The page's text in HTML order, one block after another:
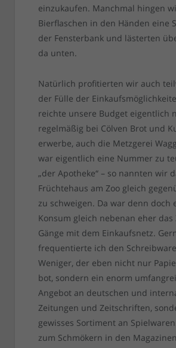
einzukaufen. Manchmal hingen
Bierflaschen in den Händen eine
der Fensterbank und lästerten
da unten.
Natürlich profitierten wir auch
der Fülle der
reichte unsere Budget eigentlich
regelmäßig bei Cölven Brot und
erwerbe, auch die Metzgerei
war eigentlich eine Nummer zu
„der Apotheke“ – so nannten wir
Früchtehaus am Zoo gleich
zu schweigen. Da war denn doch
Konsum gleich nebenan eher das
Gänge mit dem Einkaufsnetz.
frequentierte ich den
Weniger, der eben nicht nur
bot, sondern ein enorm
Angebot an deutschen und
Zeitungen und Zeitschriften,
gewisses Sortiment an
zum Schmökern in den